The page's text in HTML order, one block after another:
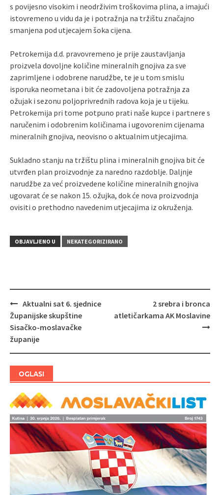
s povijesno visokim i neodrživim troškovima plina, a imajući
istovremeno u vidu da je i potražnja na tržištu značajno
smanjena pod utjecajem šoka cijena.
Petrokemija d.d. pravovremeno je prije zaustavljanja
proizvela dovoljne količine mineralnih gnojiva za sve
zaprimljene i odobrene narudžbe, te je u tom smislu
isporuka neometana i bit će zadovoljena potražnja za
ožujak i sezonu poljoprivrednih radova koja je u tijeku.
Petrokemija pri tome potpuno prati naše kupce i partnere s
naručenim i odobrenim količinama i ugovorenim cijenama
mineralnih gnojiva, neovisno o aktualnim utjecajima.
Sukladno stanju na tržištu plina i mineralnih gnojiva bit će
utvrđen plan proizvodnje za naredno razdoblje. Daljnje
narudžbe za već proizvedene količine mineralnih gnojiva
ugovarat će se nakon 15. ožujka, dok će nova proizvodnja
ovisiti o prethodno navedenim utjecajima iz okruženja.
OBJAVLJENO U NEKATEGORIZIRANO
Navigacija
objava
Aktualni sat 6. sjednice
Županijske skupštine
Sisačko-moslavačke
županije
2 srebra i bronca
atletičarkama AK Moslavine
OGLASI